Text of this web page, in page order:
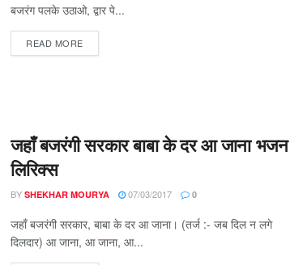
बजरंग पलके उठाओ, द्वार पे...
READ MOREDETAILS
जहाँ बजरंगी सरकार बाबा के दर आ जाना भजन
लिरिक्स
BY SHEKHAR MOURYA 07/03/2017 0
जहाँ बजरंगी सरकार, बाबा के दर आ जाना। (तर्ज :- जब दिल न लगे
दिलदार) आ जाना, आ जाना, आ...